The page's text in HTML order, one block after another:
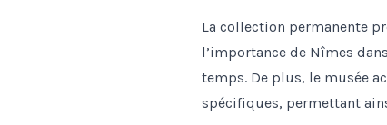
La collection permanente
l’importance de Nîmes
temps. De plus, le musée
spécifiques, permettant